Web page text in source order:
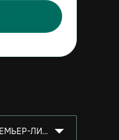
АЛЬФА-БАНК РОССИЙСКАЯ ПРЕМЬЕР-ЛИГА 2026/2027